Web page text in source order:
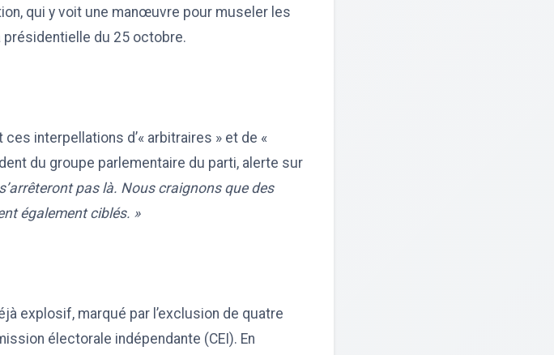
qui y voit une manœuvre pour museler les
du 25 octobre.
interpellations d’« arbitraires » et de «
du groupe parlementaire du parti, alerte sur
pas là. Nous craignons que des
également ciblés. »
explosif, marqué par l’exclusion de quatre
électorale indépendante (CEI). En